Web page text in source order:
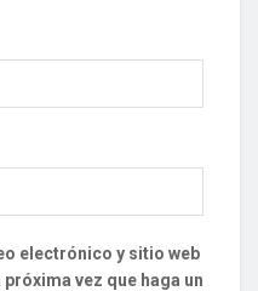
electrónico y sitio web
vez que haga un